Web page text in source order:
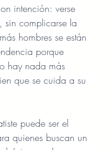
intención: verse
sin complicarse la
hombres se están
porque
hay nada más
que se cuida a su
puede ser el
quienes buscan un